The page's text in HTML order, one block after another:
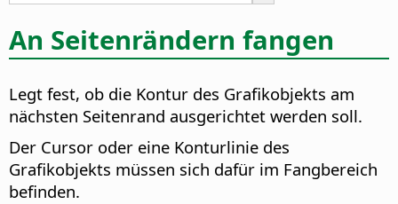
An Seitenrändern fangen
Legt fest, ob die Kontur des Grafikobjekts am
nächsten Seitenrand ausgerichtet werden soll.
Der Cursor oder eine Konturlinie des
Grafikobjekts müssen sich dafür im Fangbereich
befinden.